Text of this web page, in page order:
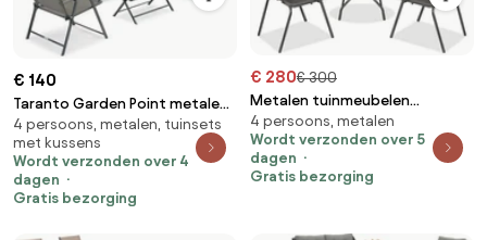
€ 140
Taranto Garden Point metalen
tuinmeubelen grijs
4 persoons, metalen, tuinsets
met kussens
Wordt verzonden over 4
dagen
Gratis bezorging
€ 280€ 300
Metalen tuinmeubelen
Modena/Bergamo voor 4
personen met kleine tafel
Garden Point antraciet
4 persoons, metalen
Wordt verzonden over 5
dagen
Gratis bezorging